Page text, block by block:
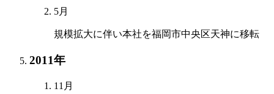
5月
規模拡大に伴い本社を福岡市中央区天神に移転
2011年
11月